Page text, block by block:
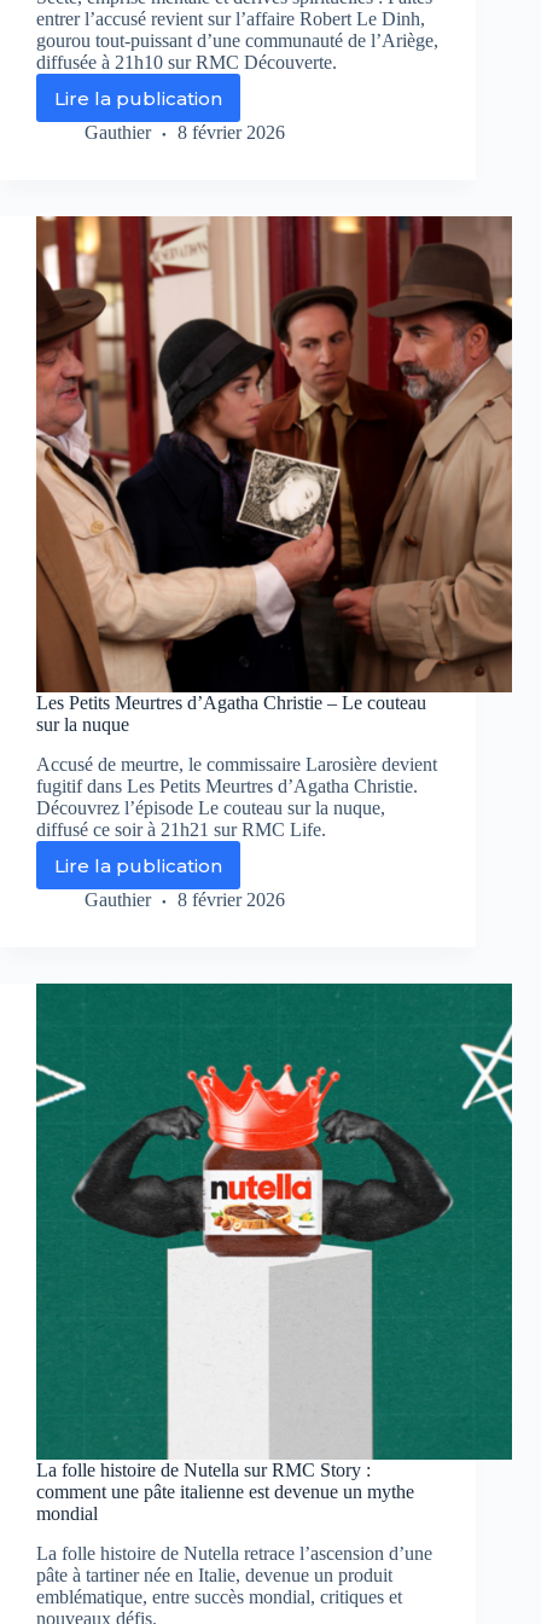
entrer l’accusé revient sur l’affaire Robert Le Dinh,
gourou tout-puissant d’une communauté de l’Ariège,
diffusée à 21h10 sur RMC Découverte.
Lire la publication
Robert
Le
de
l’ombre
vingt
ans
d’emprise,
enfin
dévoilés
Gauthier 8 février 2026
Les Petits Meurtres d’Agatha Christie – Le couteau
sur la nuque
Accusé de meurtre, le commissaire Larosière devient
fugitif dans Les Petits Meurtres d’Agatha Christie.
Découvrez l’épisode Le couteau sur la nuque,
diffusé ce soir à 21h21 sur RMC Life.
Lire la publication
Les
Petits
–
nuque
Gauthier 8 février 2026
La folle histoire de Nutella sur RMC Story :
comment une pâte italienne est devenue un mythe
mondial
La folle histoire de Nutella retrace l’ascension d’une
pâte à tartiner née en Italie, devenue un produit
emblématique, entre succès mondial, critiques et
nouveaux défis.